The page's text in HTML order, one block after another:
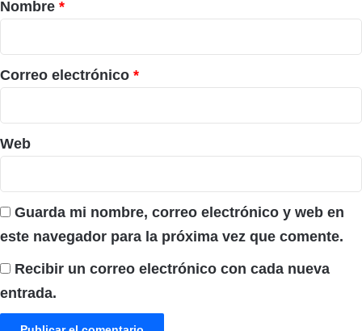
i
o
*
Nombre *
Correo electrónico *
Web
Guarda mi nombre, correo electrónico y web en
este navegador para la próxima vez que comente.
Recibir un correo electrónico con cada nueva
entrada.